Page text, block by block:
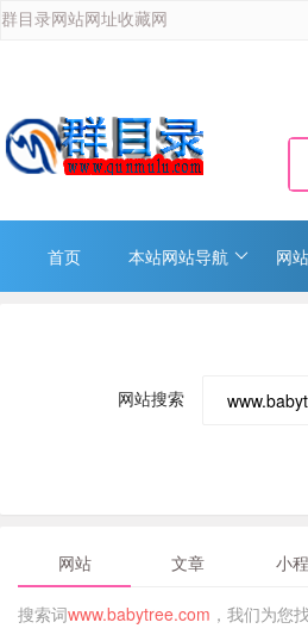
群目录网站网址收藏网
首页 本站网站导航 网
网站搜索
网站 文章 小
搜索词www.babytree.com ，我们为您